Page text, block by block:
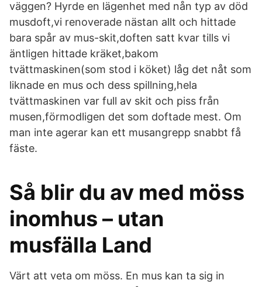
väggen? Hyrde en lägenhet med nån typ av död
musdoft,vi renoverade nästan allt och hittade
bara spår av mus-skit,doften satt kvar tills vi
äntligen hittade kräket,bakom
tvättmaskinen(som stod i köket) låg det nåt som
liknade en mus och dess spillning,hela
tvättmaskinen var full av skit och piss från
musen,förmodligen det som doftade mest. Om
man inte agerar kan ett musangrepp snabbt få
fäste.
Så blir du av med möss
inomhus – utan
musfälla Land
Värt att veta om möss. En mus kan ta sig in